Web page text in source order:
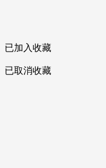
已加入收藏
已取消收藏